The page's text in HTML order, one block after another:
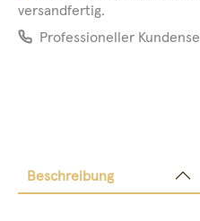
versandfertig.
Professioneller
Beschreibung